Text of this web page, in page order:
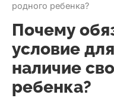
родного ребенка?
Почему
условие
наличие
ребенка?